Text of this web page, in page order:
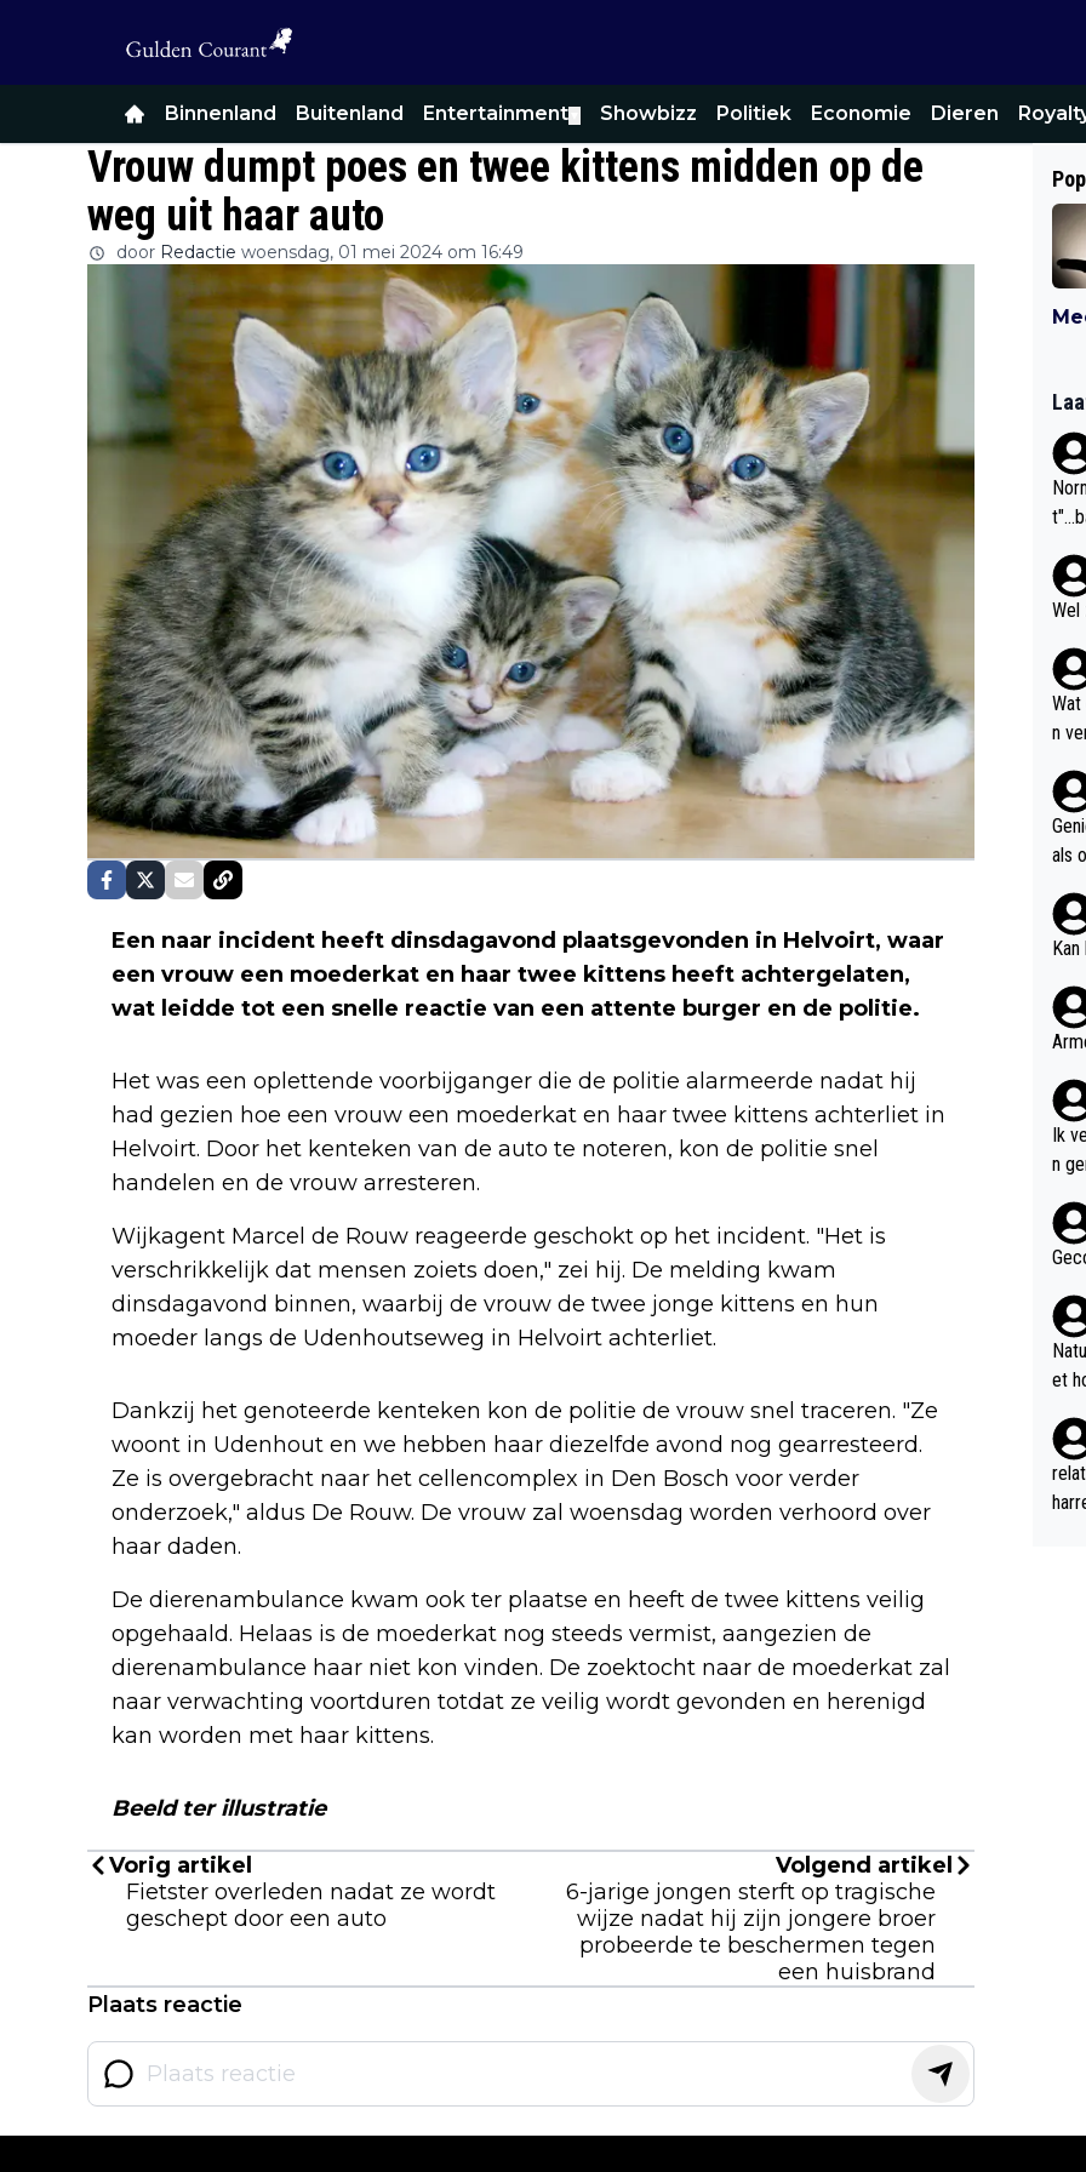
Binnenland Buitenland Entertainment Showbizz Politiek Economie Dieren
Vrouw dumpt poes en twee kittens midden op de
weg uit haar auto
door Redactie woensdag, 01 mei 2024 om 16:49
Een naar incident heeft dinsdagavond plaatsgevonden in Helvoirt, waar
een vrouw een moederkat en haar twee kittens heeft achtergelaten,
wat leidde tot een snelle reactie van een attente burger en de politie.
Het was een oplettende voorbijganger die de politie alarmeerde nadat hij
had gezien hoe een vrouw een moederkat en haar twee kittens achterliet in
Helvoirt. Door het kenteken van de auto te noteren, kon de politie snel
handelen en de vrouw arresteren.
Wijkagent Marcel de Rouw reageerde geschokt op het incident. "Het is
verschrikkelijk dat mensen zoiets doen," zei hij. De melding kwam
dinsdagavond binnen, waarbij de vrouw de twee jonge kittens en hun
moeder langs de Udenhoutseweg in Helvoirt achterliet.
Dankzij het genoteerde kenteken kon de politie de vrouw snel traceren. "Ze
woont in Udenhout en we hebben haar diezelfde avond nog gearresteerd.
Ze is overgebracht naar het cellencomplex in Den Bosch voor verder
onderzoek," aldus De Rouw. De vrouw zal woensdag worden verhoord over
haar daden.
De dierenambulance kwam ook ter plaatse en heeft de twee kittens veilig
opgehaald. Helaas is de moederkat nog steeds vermist, aangezien de
dierenambulance haar niet kon vinden. De zoektocht naar de moederkat zal
naar verwachting voortduren totdat ze veilig wordt gevonden en herenigd
kan worden met haar kittens.
Beeld ter illustratie
Vorig artikel
Fietster overleden nadat ze wordt
geschept door een auto
Volgend artikel
6-jarige jongen sterft op tragische
wijze nadat hij zijn jongere broer
probeerde te beschermen tegen
een huisbrand
Plaats reactie
Wel
n
als
Ik
n
Bob
w
2
p
an
n
n
et